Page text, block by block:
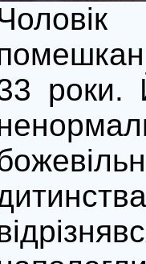
роки.